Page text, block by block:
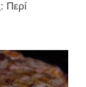
Περί